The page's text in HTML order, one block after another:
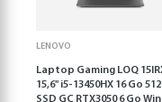
LENOVO
Laptop Gaming LOQ
15,6'' i5-13450HX 16 Go
SSD GC RTX3050 6 Go